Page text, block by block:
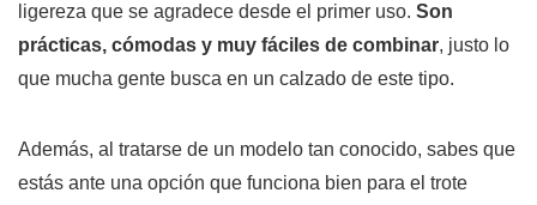
ligereza que se agradece desde el primer uso. Son
prácticas, cómodas y muy fáciles de combinar, justo lo
que mucha gente busca en un calzado de este tipo.
Además, al tratarse de un modelo tan conocido, sabes que
estás ante una opción que funciona bien para el trote